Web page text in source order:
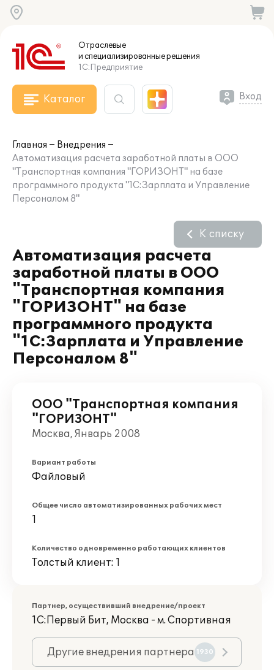
Отраслевые
и специализированныерешения
1С:Предприятие
Каталог Вход
Главная
Внедрения
Автоматизация расчета заработной платы в ООО
"Транспортная компания "ГОРИЗОНТ" на базе
программного продукта "1С:Зарплата и Управление
Персоналом 8"
Автоматизация расчета
заработной платы в ООО
"Транспортная компания
"ГОРИЗОНТ" на базе
программного продукта
"1С:Зарплата и Управление
Персоналом 8"
К списку
ООО "Транспортная компания
"ГОРИЗОНТ"
Москва, Январь 2008
Вариант работы
Файловый
Общее число автоматизированных рабочих мест
1
Количество одновременно работающих клиентов
Толстый клиент: 1
Партнер, осуществивший внедрение/проект
1С:Первый Бит, Москва - м. Спортивная
Другие внедрения партнера 1930